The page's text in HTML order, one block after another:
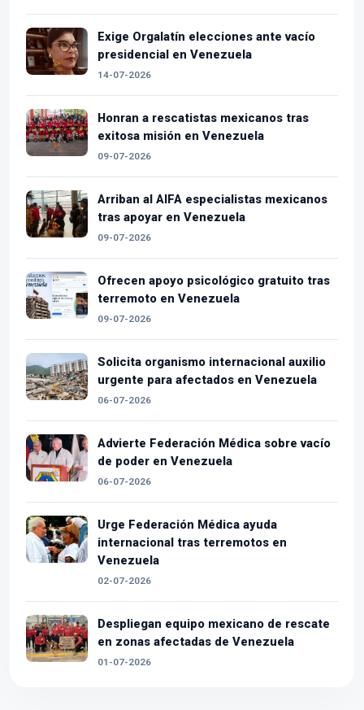
Exige Orgalatín elecciones ante vacío
presidencial en Venezuela
14-07-2026
Honran a rescatistas mexicanos tras
exitosa misión en Venezuela
09-07-2026
Arriban al AIFA especialistas mexicanos
tras apoyar en Venezuela
09-07-2026
Ofrecen apoyo psicológico gratuito tras
terremoto en Venezuela
09-07-2026
Solicita organismo internacional auxilio
urgente para afectados en Venezuela
06-07-2026
Advierte Federación Médica sobre vacío
de poder en Venezuela
06-07-2026
Urge Federación Médica ayuda
internacional tras terremotos en
Venezuela
02-07-2026
Despliegan equipo mexicano de rescate
en zonas afectadas de Venezuela
01-07-2026